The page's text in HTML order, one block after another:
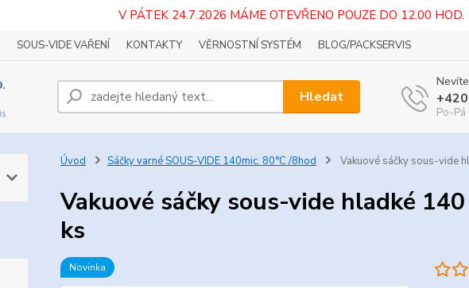
V PÁTEK 24.7.2026 MÁME OTEVŘENO POUZE DO 12.00 HOD.
SOUS-VIDE VAŘENÍ KONTAKTY VĚRNOSTNÍ SYSTÉM BLOG/PACKSERVIS
Hledat
Po-
Úvod Sáčky varné SOUS-VIDE 140mic. 80°C /8hod Vakuové sáčky sous-vide
Vakuové sáčky sous-vide hladké
ks
Novinka